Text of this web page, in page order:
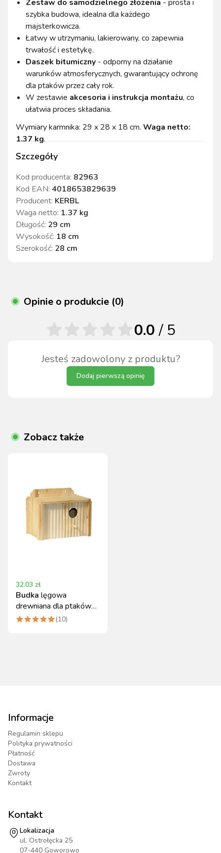
Szczegóły
Kod producenta: 82963
Kod EAN: 4018653829639
Producent: KERBL
Waga netto: 1.37 kg
Długość: 29 cm
Wysokość: 18 cm
Szerokość: 28 cm
Zestaw do samodzielnego złożenia - prosta i
szybka budowa, idealna dla każdego
majsterkowicza.
Łatwy w utrzymaniu, lakierowany, co zapewnia
trwałość i estetykę.
Daszek bitumiczny - odporny na działanie
warunków atmosferycznych, gwarantujący ochronę
dla ptaków przez cały rok.
W zestawie akcesoria i instrukcja montażu, co
ułatwia proces składania.
Wymiary karmnika: 29 x 28 x 18 cm. Waga netto:
1.37 kg.
Opinie o produkcie (0)
Jesteś zadowolony z produktu?
Dodaj pierwszą opinię
0.0/ 5
Zobacz także
32.03 zł
Budka lęgowa
drewniana dla ptaków
21x13x13 cm z
(10)
Informacje
Regulamin sklepu
Polityka prywatności
Płatność
Dostawa
Zwroty
Kontakt
Kontakt
Lokalizacja
ul. Ostrołęcka 25
07-440 Goworowo